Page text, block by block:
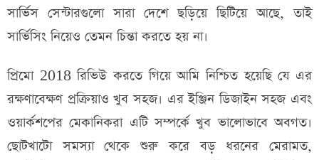
সার্ভিস সেন্টারগুলো সারা দেশে ছড়িয়ে ছিটিয়ে আছে, তাই
সার্ভিসিং নিয়েও তেমন চিন্তা করতে হয় না।
প্রিমো 2018 রিভিউ করতে গিয়ে আমি নিশ্চিত হয়েছি যে এর
রক্ষণাবেক্ষণ প্রক্রিয়াও খুব সহজ। এর ইঞ্জিন ডিজাইন সহজ এবং
ওয়ার্কশপের মেকানিকরা এটি সম্পর্কে খুব ভালোভাবে অবগত।
ছোটখাটো সমস্যা থেকে শুরু করে বড় ধরনের মেরামত,